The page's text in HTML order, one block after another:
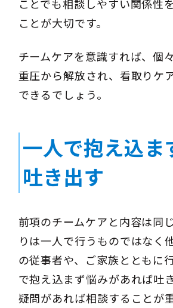
ことでも相談しやすい関係性
ことが大切です。
チームケアを意識すれば、個
重圧から解放され、看取りケ
できるでしょう。
一人で抱え込ま
吐き出す
前項のチームケアと内容は同
りは一人で行うものではなく
の従事者や、ご家族とともに
で抱え込まず悩みがあれば吐
疑問があれば相談することが